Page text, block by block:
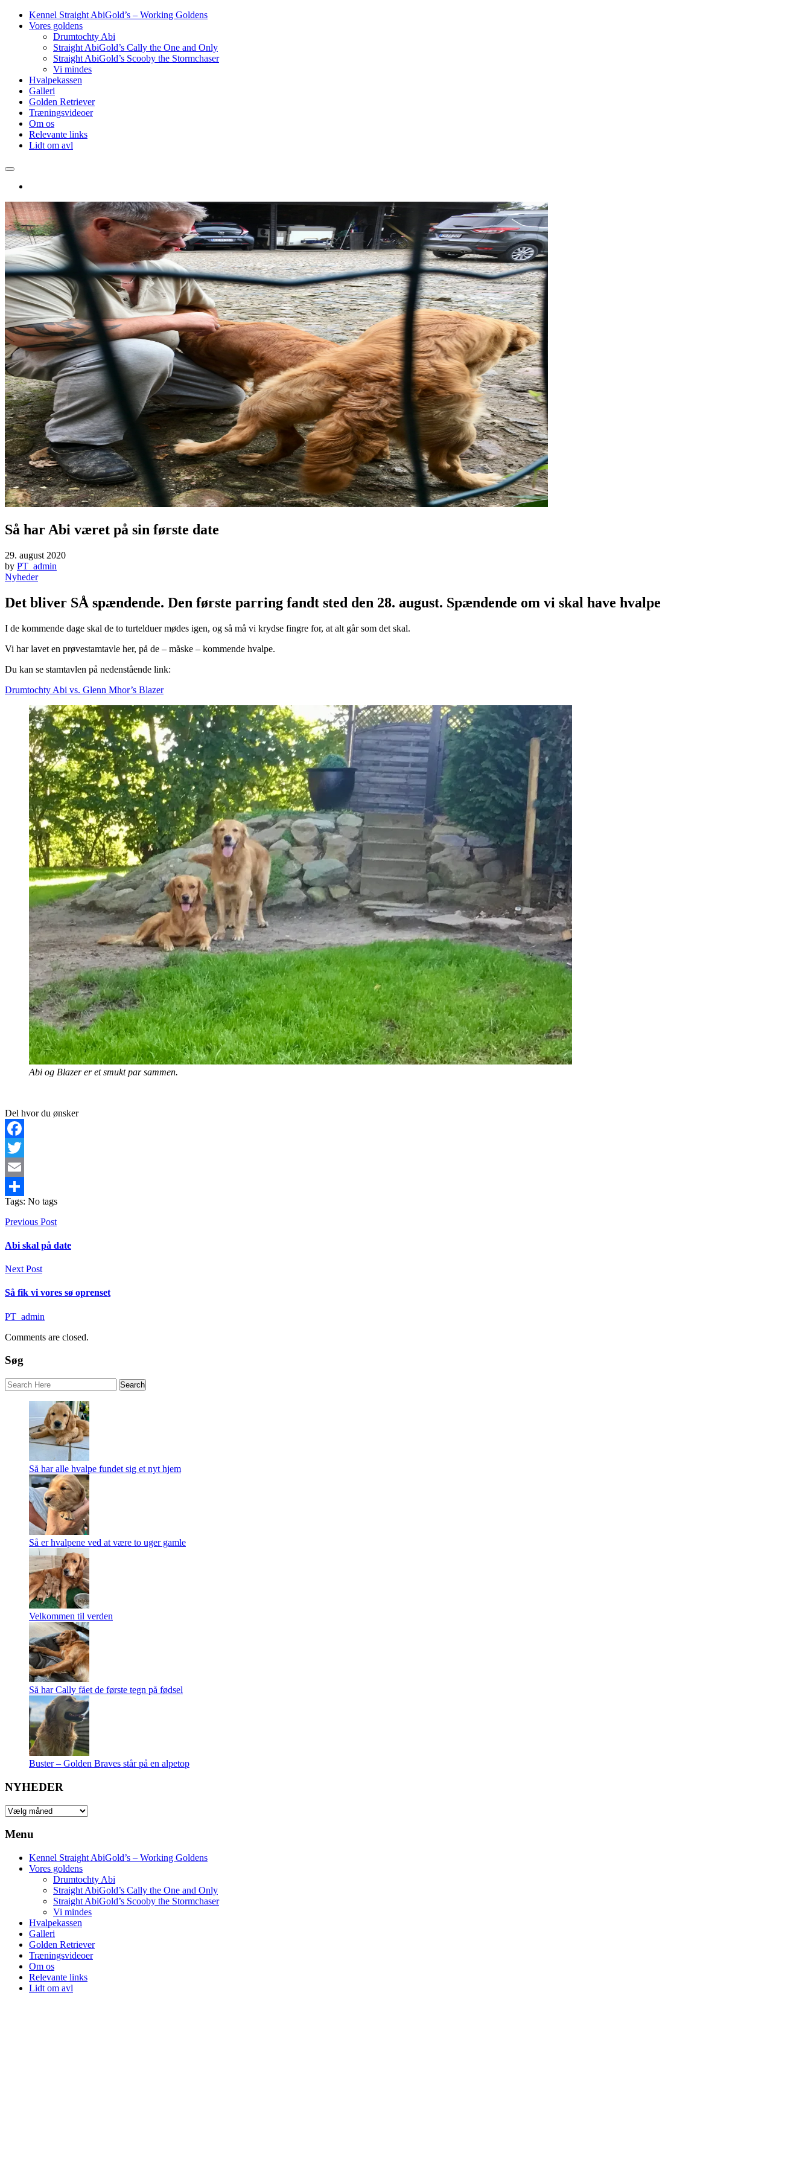
Kennel Straight AbiGold’s – Working Goldens
Vores goldens
Drumtochty Abi
Straight AbiGold’s Cally the One and Only
Straight AbiGold’s Scooby the Stormchaser
Vi mindes
Hvalpekassen
Galleri
Golden Retriever
Træningsvideoer
Om os
Relevante links
Lidt om avl
Så har Abi været på sin første date
29. august 2020
by PT_admin
Nyheder
Det bliver SÅ spændende. Den første parring fandt sted den 28. august. Spændende om vi skal have hvalpe
I de kommende dage skal de to turtelduer mødes igen, og så må vi krydse fingre for, at alt går som det skal.
Vi har lavet en prøvestamtavle her, på de – måske – kommende hvalpe.
Du kan se stamtavlen på nedenstående link:
Drumtochty Abi vs. Glenn Mhor’s Blazer
Abi og Blazer er et smukt par sammen.
Del hvor du ønsker
Facebook
Twitter
Email
Share
Tags: No tags
Previous Post
Abi skal på date
Next Post
Så fik vi vores sø oprenset
PT_admin
Comments are closed.
Søg
Så har alle hvalpe fundet sig et nyt hjem
Så er hvalpene ved at være to uger gamle
Velkommen til verden
Så har Cally fået de første tegn på fødsel
Buster – Golden Braves står på en alpetop
NYHEDER
NYHEDER
Menu
Kennel Straight AbiGold’s – Working Goldens
Vores goldens
Drumtochty Abi
Straight AbiGold’s Cally the One and Only
Straight AbiGold’s Scooby the Stormchaser
Vi mindes
Hvalpekassen
Galleri
Golden Retriever
Træningsvideoer
Om os
Relevante links
Lidt om avl